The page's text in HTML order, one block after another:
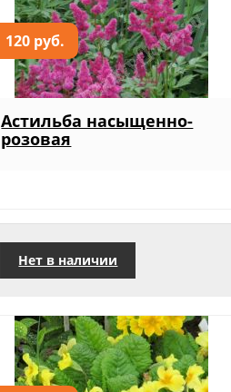
120 руб.
Астильба насыщенно-
розовая
Нет в наличии